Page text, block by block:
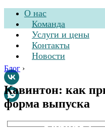
О нас
Команда
Услуги и цены
Контакты
Новости
клиника
Блог ›
Кавинтон: как
форма выпуска